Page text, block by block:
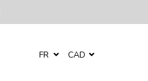
FR CAD